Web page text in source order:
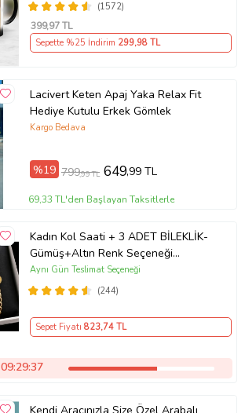
Arkadaşa Resimli Günü Yıl Dönümü
Hediyesi
(1572)
399,97 TL
Sepette %25 İndirim 299,98 TL
Lacivert Keten Apaj Yaka Relax Fit
Hediye Kutulu Erkek Gömlek
Kargo Bedava
%19 799,99 TL 649,99 TL
69,33 TL'den Başlayan Taksitlerle
Kadın Kol Saati + 3 ADET BİLEKLİK-
Gümüş+Altın Renk Seçeneği
ayarlanabilir kordon Kadın Kol Saati
BİLEKLİK HEDİYE Altın Renk - Kız
(244)
Aynı Gün Teslimat Seçeneği
Sepet Fiyatı 823,74 TL
09:29:37